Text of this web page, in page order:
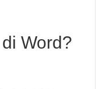
Word?